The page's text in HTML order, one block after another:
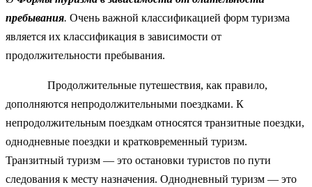
пребывания. Очень важной классификацией форм туризма
является их классификация в зависимости от
продолжительности пребывания.
Продолжительные путешествия, как правило,
дополняются непродолжительными поездками. К
непродолжительным поездкам относятся транзитные поездки,
однодневные поездки и кратковременный туризм.
Транзитный туризм — это остановки туристов по пути
следования к месту назначения. Однодневный туризм — это